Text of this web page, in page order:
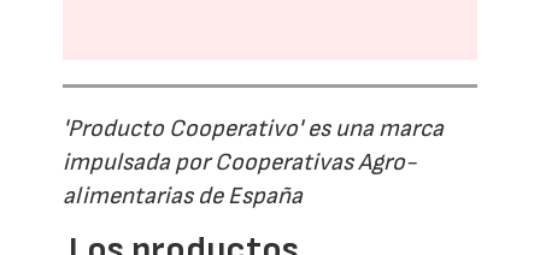
'Producto Cooperativo' es una marca
impulsada por Cooperativas Agro-
alimentarias de España